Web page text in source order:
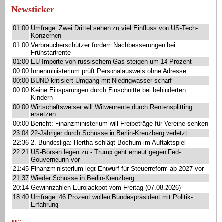
Newsticker
01:00 Umfrage: Zwei Drittel sehen zu viel Einfluss von US-Tech-
Konzernen
01:00 Verbraucherschützer fordern Nachbesserungen bei
Frühstartrente
01:00 EU-Importe von russischem Gas steigen um 14 Prozent
00:00 Innenministerium prüft Personalausweis ohne Adresse
00:00 BUND kritisiert Umgang mit Niedrigwasser scharf
00:00 Keine Einsparungen durch Einschnitte bei behinderten
Kindern
00:00 Wirtschaftsweiser will Witwenrente durch Rentensplitting
ersetzen
00:00 Bericht: Finanzministerium will Freibeträge für Vereine senken
23:04 22-Jähriger durch Schüsse in Berlin-Kreuzberg verletzt
22:36 2. Bundesliga: Hertha schlägt Bochum im Auftaktspiel
22:21 US-Börsen legen zu - Trump geht erneut gegen Fed-
Gouverneurin vor
21:45 Finanzministerium legt Entwurf für Steuerreform ab 2027 vor
21:37 Wieder Schüsse in Berlin-Kreuzberg
20:14 Gewinnzahlen Eurojackpot vom Freitag (07.08.2026)
18:40 Umfrage: 46 Prozent wollen Bundespräsident mit Politik-
Erfahrung